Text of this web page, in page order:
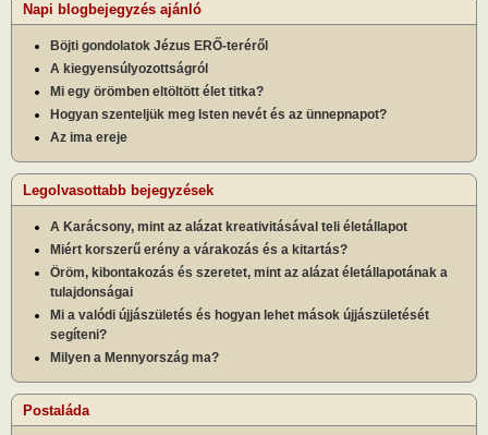
Napi blogbejegyzés ajánló
Böjti gondolatok Jézus ERŐ-teréről
A kiegyensúlyozottságról
Mi egy örömben eltöltött élet titka?
Hogyan szenteljük meg Isten nevét és az ünnepnapot?
Az ima ereje
Legolvasottabb bejegyzések
A Karácsony, mint az alázat kreativitásával teli életállapot
Miért korszerű erény a várakozás és a kitartás?
Öröm, kibontakozás és szeretet, mint az alázat életállapotának a
tulajdonságai
Mi a valódi újjászületés és hogyan lehet mások újjászületését
segíteni?
Milyen a Mennyország ma?
Postaláda